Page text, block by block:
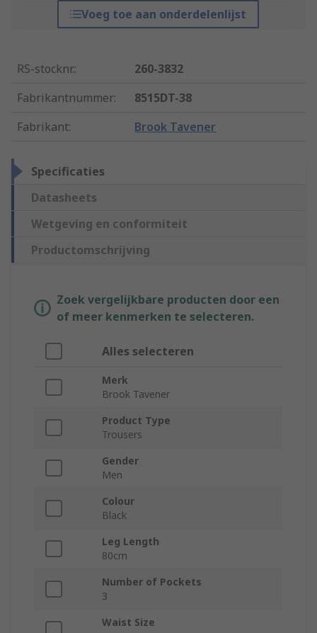
Voeg toe aan onderdelenlijst
RS-stocknr.:
260-3832
Fabrikantnummer:
8515DT-38
Fabrikant: Brook Tavener
Specificaties
Datasheets
Wetgeving en conformiteit
Productomschrijving
Zoek vergelijkbare producten door een
of meer kenmerken te selecteren.
Alles selecteren
Merk
Brook Tavener
Product Type
Trousers
Gender
Men
Colour
Black
Leg Length
80cm
Number of Pockets
3
Waist Size